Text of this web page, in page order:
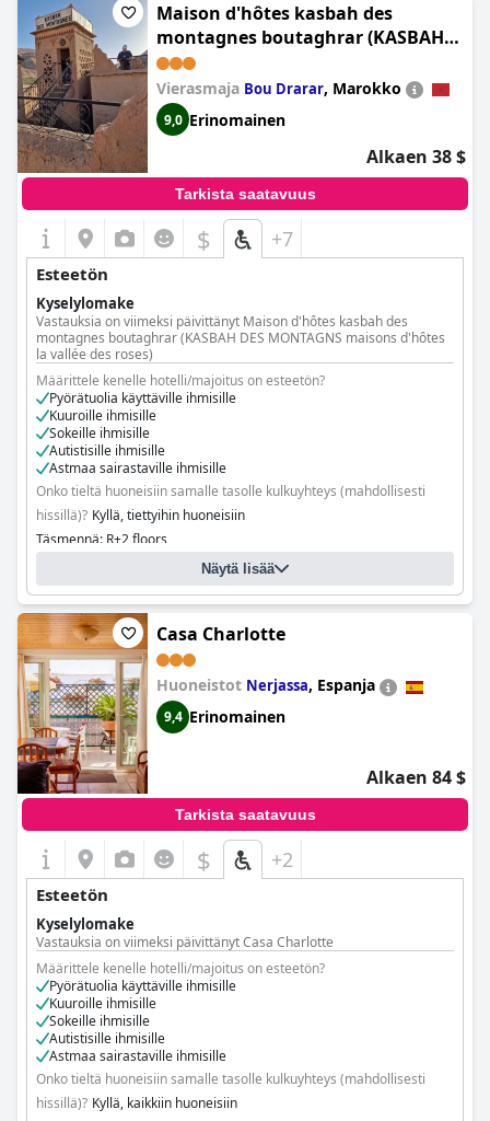
Maison d'hôtes kasbah des
montagnes boutaghrar (KASBAH
DES MONTAGNS maisons d'hôtes
la vallée des roses)
Vierasmaja Bou Drarar, Marokko
9,0 Erinomainen
Alkaen 38 $
Tarkista saatavuus
$ +7
Esteetön
Kyselylomake
Vastauksia on viimeksi päivittänyt Maison d'hôtes kasbah des
montagnes boutaghrar (KASBAH DES MONTAGNS maisons d'hôtes
la vallée des roses)
Määrittele kenelle hotelli/majoitus on esteetön?
Pyörätuolia käyttäville ihmisille
Kuuroille ihmisille
Sokeille ihmisille
Autistisille ihmisille
Astmaa sairastaville ihmisille
Onko tieltä huoneisiin samalle tasolle kulkuyhteys (mahdollisesti
hissillä)? Kyllä, tiettyihin huoneisiin
Täsmennä: R+2 floors
Onko tiloja, joihin pyörätuolia käyttävät vieraat eivät pääse?
Näytä lisää
Casa Charlotte
Huoneistot Nerjassa, Espanja
9,4 Erinomainen
Alkaen 84 $
Tarkista saatavuus
$ +2
Esteetön
Kyselylomake
Vastauksia on viimeksi päivittänyt Casa Charlotte
Määrittele kenelle hotelli/majoitus on esteetön?
Pyörätuolia käyttäville ihmisille
Kuuroille ihmisille
Sokeille ihmisille
Autistisille ihmisille
Astmaa sairastaville ihmisille
Onko tieltä huoneisiin samalle tasolle kulkuyhteys (mahdollisesti
hissillä)? Kyllä, kaikkiin huoneisiin